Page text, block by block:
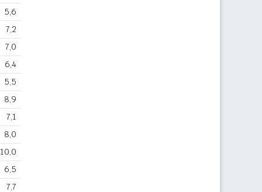
5,6
7,2
7,0
6,4
5,5
8,9
7,1
8,0
10,0
6,5
7,7